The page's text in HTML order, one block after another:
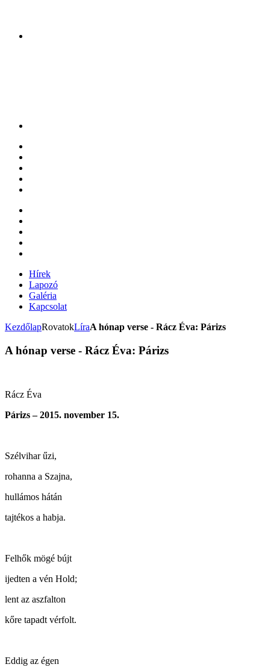
Hírek
Lapozó
Galéria
Kapcsolat
KezdőlapRovatokLíraA hónap verse - Rácz Éva: Párizs
A hónap verse - Rácz Éva: Párizs
Rácz Éva
Párizs – 2015. november 15.
Szélvihar űzi,
rohanna a Szajna,
hullámos hátán
tajtékos a habja.
Felhők mögé bújt
ijedten a vén Hold;
lent az aszfalton
kőre tapadt vérfolt.
Eddig az égen